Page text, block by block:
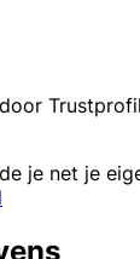
je net je